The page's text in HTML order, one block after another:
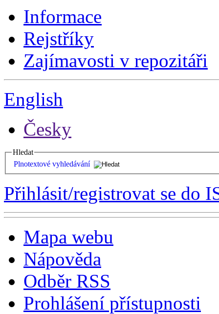
Informace
Rejstříky
Zajímavosti v repozitáři
English
Česky
Hledat
Plnotextové vyhledávání
Přihlásit/registrovat se do
Mapa webu
Nápověda
Odběr RSS
Prohlášení přístupnosti